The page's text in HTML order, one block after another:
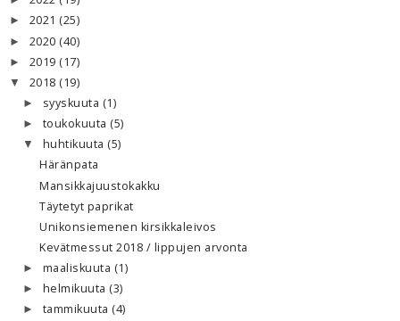
► 2021 (25)
► 2020 (40)
► 2019 (17)
▼ 2018 (19)
► syyskuuta (1)
► toukokuuta (5)
▼ huhtikuuta (5)
Häränpata
Mansikkajuustokakku
Täytetyt paprikat
Unikonsiemenen kirsikkaleivos
Kevätmessut 2018 / lippujen arvonta
► maaliskuuta (1)
► helmikuuta (3)
► tammikuuta (4)